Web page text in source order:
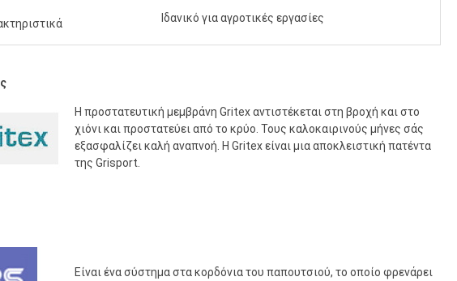
Ιδανικό για αγροτικές εργασίες
Η προστατευτική μεμβράνη Gritex αντιστέκεται στη βροχή και στο
χιόνι και προστατεύει από το κρύο. Τους καλοκαιρινούς μήνες σάς
εξασφαλίζει καλή αναπνοή. Η Gritex είναι μια αποκλειστική πατέντα
της Grisport.
Είναι ένα σύστημα στα κορδόνια του παπουτσιού, το οποίο φρενάρει